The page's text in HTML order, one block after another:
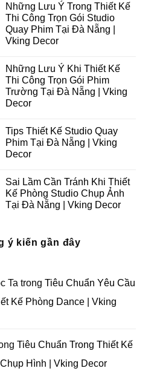
bình
luận
ở
Những
Xu
Hướng
Thi
Công
Studio
Chụp
Ảnh
Tại
Vking
Decor
Những Lưu Ý Trong Thiết Kế
Thi Công Trọn Gói Studio
Quay Phim Tại Đà Nẵng |
Vking Decor
bình
luận
ở
Những
Lưu
Ý
Kế
Thi
Công
Trọn
Quay
Phim
Tại
Đà
Nẵng
Những Lưu Ý Khi Thiết Kế
Thi Công Trọn Gói Phim
Trường Tại Đà Nẵng | Vking
Decor
bình
luận
ở
Những
Khi
Thiết
Kế
Thi
Công
Trường
Tại
Vking
Decor
Tips Thiết Kế Studio Quay
Phim Tại Đà Nẵng | Vking
Decor
bình
luận
ở
Tips
Quay
Phim
Vking
Sai Lầm Cần Tránh Khi Thiết
Kế Phòng Studio Chụp Ảnh
Tại Đà Nẵng | Vking Decor
luận
ở
Tránh
Khi
Kế
Tại
Đà
Nẵng
|
ý kiến gần đây
Ta trong Tiêu Chuẩn Yêu Cầu
Kế Phòng Dance | Vking
Tiêu Chuẩn Trong Thiết Kế
Hình | Vking Decor